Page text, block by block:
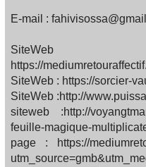
E-mail :
https://
SiteWeb : https://sorcier-
SiteWeb :http://
siteweb :http://
feuille-magique-
page : https://